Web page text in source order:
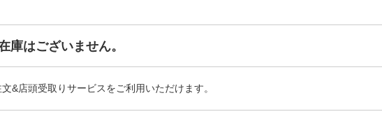
庫はございません。
&店頭受取りサービスをご利用いただけます。